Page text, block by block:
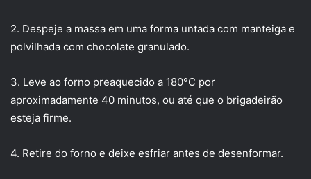
2. Despeje a massa em uma forma untada com manteiga e
polvilhada com chocolate granulado.
3. Leve ao forno preaquecido a 180°C por
aproximadamente 40 minutos, ou até que o brigadeirão
esteja firme.
4. Retire do forno e deixe esfriar antes de desenformar.